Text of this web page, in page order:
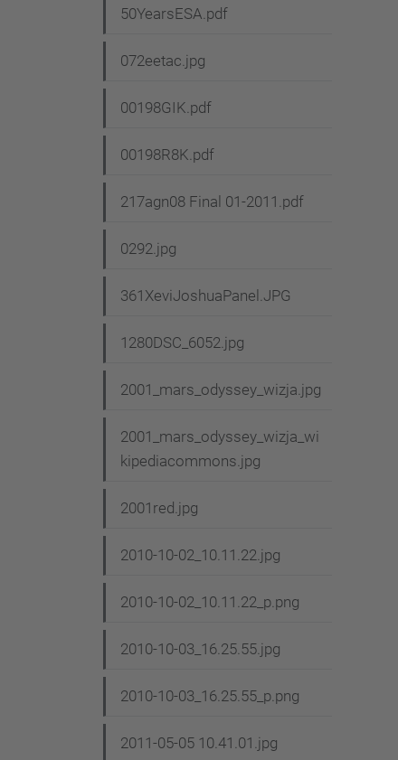
50YearsESA.pdf
072eetac.jpg
00198GIK.pdf
00198R8K.pdf
217agn08 Final 01-2011.pdf
0292.jpg
361XeviJoshuaPanel.JPG
1280DSC_6052.jpg
2001_mars_odyssey_wizja.jpg
2001_mars_odyssey_wizja_wi
kipediacommons.jpg
2001red.jpg
2010-10-02_10.11.22.jpg
2010-10-02_10.11.22_p.png
2010-10-03_16.25.55.jpg
2010-10-03_16.25.55_p.png
2011-05-05 10.41.01.jpg